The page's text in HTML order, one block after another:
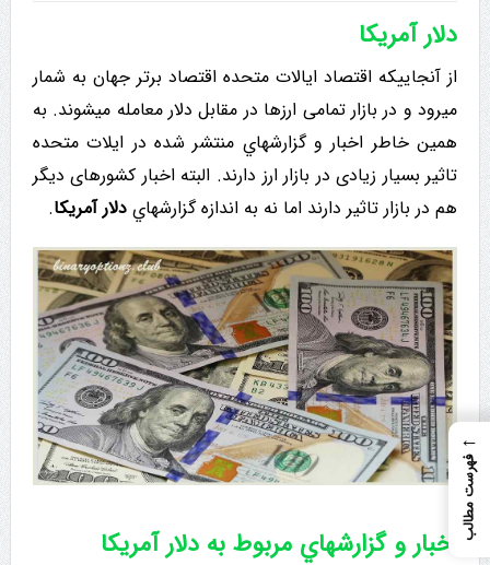
دلار آمریکا
از آنجاییکه اقتصاد ایالات متحده اقتصاد برتر جهان به شمار
میرود و در بازار تمامی ارزها در مقابل دلار معامله میشوند. به
همین خاطر اخبار و گزارشهاي منتشر شده در ایلات متحده
تاثیر بسیار زیادی در بازار ارز دارند. البته اخبار کشورهای دیگر
هم در بازار تاثیر دارند اما نه به اندازه گزارشهاي دلار آمریکا.
اخبار و گزارشهاي مربوط به دلار آمریکا
←
فهرست مطالب